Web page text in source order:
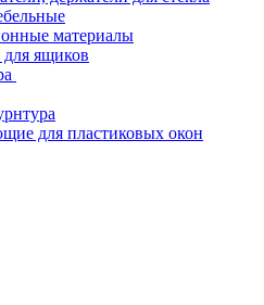
материалы
ящиков
для пластиковых окон